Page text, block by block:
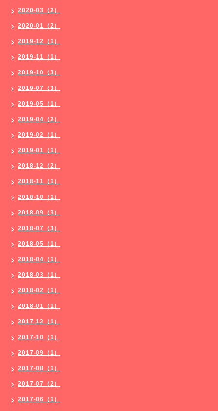
2020-03（2）
2020-01（2）
2019-12（1）
2019-11（1）
2019-10（3）
2019-07（3）
2019-05（1）
2019-04（2）
2019-02（1）
2019-01（1）
2018-12（2）
2018-11（1）
2018-10（1）
2018-09（3）
2018-07（3）
2018-05（1）
2018-04（1）
2018-03（1）
2018-02（1）
2018-01（1）
2017-12（1）
2017-10（1）
2017-09（1）
2017-08（1）
2017-07（2）
2017-06（1）